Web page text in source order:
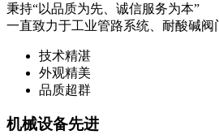
秉持“以品质为先、诚信服务为本”
一直致力于工业管路系统、耐酸碱
技术精湛
外观精美
品质超群
机械设备先进